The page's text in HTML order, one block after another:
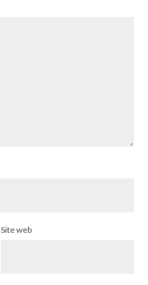
Site web